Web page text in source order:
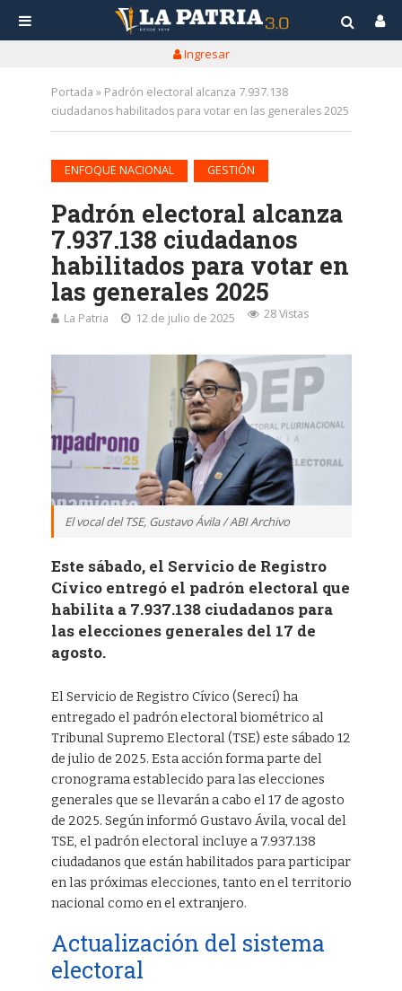
Ingresar
Portada » Padrón electoral alcanza 7.937.138
ciudadanos habilitados para votar en las generales 2025
ENFOQUE NACIONAL GESTIÓN
Padrón electoral alcanza
7.937.138 ciudadanos
habilitados para votar en
las generales 2025
La Patria 12 de julio de 2025 28 Vistas
El vocal del TSE, Gustavo Ávila / ABI Archivo
Este sábado, el Servicio de Registro
Cívico entregó el padrón electoral que
habilita a 7.937.138 ciudadanos para
las elecciones generales del 17 de
agosto.
El Servicio de Registro Cívico (Serecí) ha
entregado el padrón electoral biométrico al
Tribunal Supremo Electoral (TSE) este sábado 12
de julio de 2025. Esta acción forma parte del
cronograma establecido para las elecciones
generales que se llevarán a cabo el 17 de agosto
de 2025. Según informó Gustavo Ávila, vocal del
TSE, el padrón electoral incluye a 7.937.138
ciudadanos que están habilitados para participar
en las próximas elecciones, tanto en el territorio
nacional como en el extranjero.
Actualización del sistema
electoral